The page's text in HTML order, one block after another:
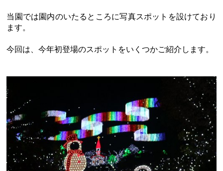
当園では園内のいたるところに写真スポットを設けており
ます。
今回は、今年初登場のスポットをいくつかご紹介します。